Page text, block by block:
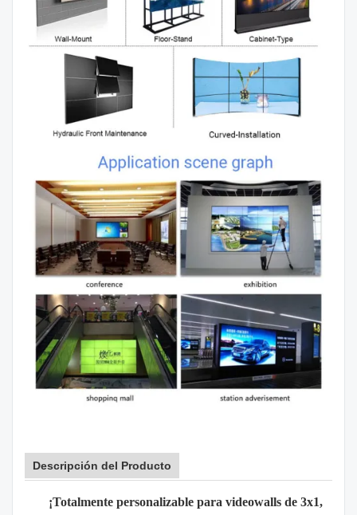
Descripción del Producto
¡Totalmente personalizable para videowalls de 3x1,